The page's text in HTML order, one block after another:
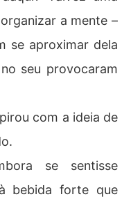
a mente –
se aproximar dela
seu provocaram
com a ideia de
se sentisse
bebida forte que